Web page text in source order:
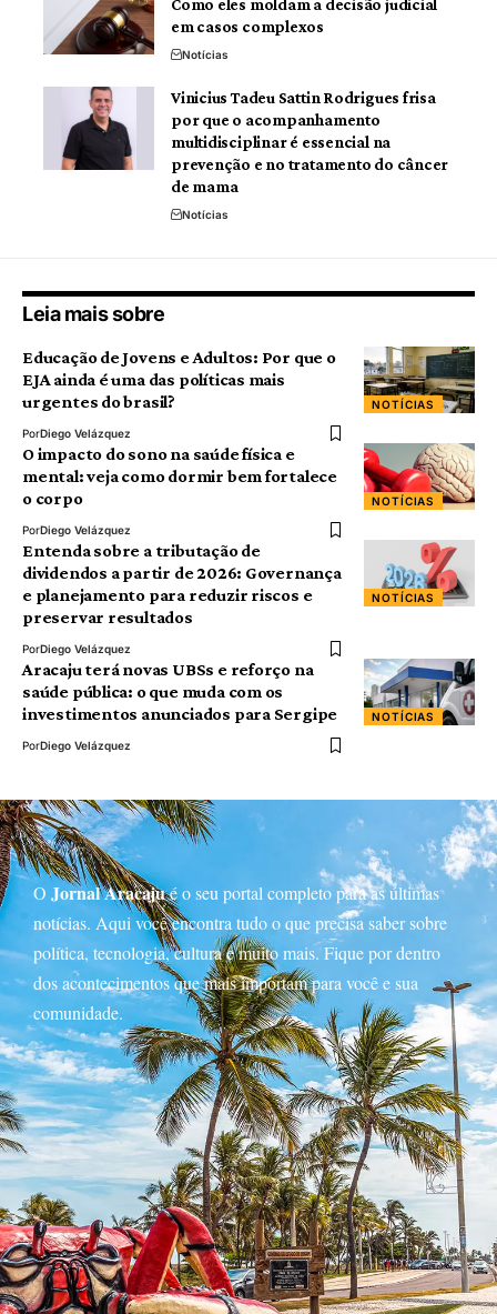
Como eles moldam a decisão judicial
em casos complexos
Notícias
Vinicius Tadeu Sattin Rodrigues frisa
por que o acompanhamento
multidisciplinar é essencial na
prevenção e no tratamento do câncer
de mama
Notícias
Leia mais sobre
NOTÍCIAS
Educação de Jovens e Adultos: Por que o
EJA ainda é uma das políticas mais
urgentes do brasil?
PorDiego Velázquez
NOTÍCIAS
O impacto do sono na saúde física e
mental: veja como dormir bem fortalece
o corpo
PorDiego Velázquez
NOTÍCIAS
Entenda sobre a tributação de
dividendos a partir de 2026: Governança
e planejamento para reduzir riscos e
preservar resultados
PorDiego Velázquez
NOTÍCIAS
Aracaju terá novas UBSs e reforço na
saúde pública: o que muda com os
investimentos anunciados para Sergipe
PorDiego Velázquez
O Jornal Aracajué o seu portal completo para as últimas
notícias. Aqui você encontra tudo o que precisa saber sobre
política, tecnologia, cultura e muito mais. Fique por dentro
dos acontecimentos que mais importam para você e sua
comunidade.